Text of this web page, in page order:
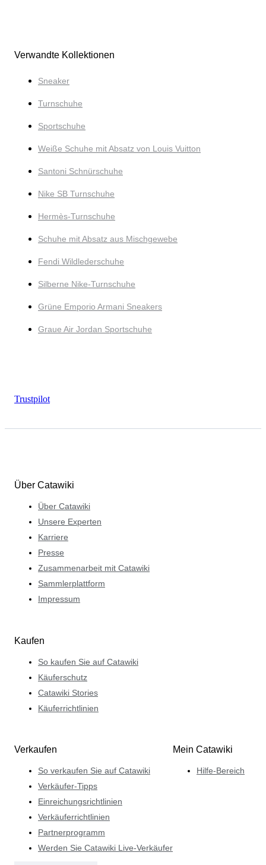
Verwandte Kollektionen
Sneaker
Turnschuhe
Sportschuhe
Weiße Schuhe mit Absatz von Louis Vuitton
Santoni Schnürschuhe
Nike SB Turnschuhe
Hermès-Turnschuhe
Schuhe mit Absatz aus Mischgewebe
Fendi Wildlederschuhe
Silberne Nike-Turnschuhe
Grüne Emporio Armani Sneakers
Graue Air Jordan Sportschuhe
Trustpilot
Über Catawiki
Über Catawiki
Unsere Experten
Karriere
Presse
Zusammenarbeit mit Catawiki
Sammlerplattform
Impressum
Kaufen
So kaufen Sie auf Catawiki
Käuferschutz
Catawiki Stories
Käuferrichtlinien
Verkaufen
So verkaufen Sie auf Catawiki
Verkäufer-Tipps
Einreichungsrichtlinien
Verkäuferrichtlinien
Partnerprogramm
Werden Sie Catawiki Live-Verkäufer
Mein Catawiki
Hilfe-Bereich